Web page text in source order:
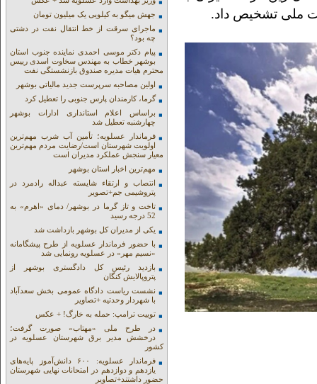
ملی تشخیص داد.
جهش میگو به کیلویی یک میلیون تومان
ماجرای سرقت از خط انتقال نفت در دشتی
چه بود؟
پیام دکتر موسی احمدی نماینده جنوب استان
بوشهر خطاب به مهندس سخاوت اسدی رییس
محترم هیات مدیره صندوق بازنشستگی نفت
اولین مصاحبه سرپرست جدید مالیاتی بوشهر
گرما، کارمندان پارس جنوبی را تعطیل کرد
براساس اعلام استانداری ادارات بوشهر
چهارشنبه تعطیل شد
فرماندار عسلویه؛ تأمین آب شرب مهم‌ترین
اولویت شهرستان است/رضایت مردم مهم‌ترین
معیار سنجش عملکرد مدیران است
مهم‌ترین اخبار استان بوشهر
انتصاب و ارتقاء شایسته عبداله رادمرد در
پتروشیمی جم+تصویر
تاخت و تاز گرما در بوشهر/ دمای «اهرم» به
52 درجه رسید
یکی از مدیران کل بوشهر بازداشت شد
با حضور فرماندار عسلویه از طرح پیشگامانه
«نسیم مهر» در عسلویه رونمایی شد
بازدید رئیس کل دادگستری بوشهر از
پتروپالایش کنگان
نشست ریاست دادگاه عمومی بخش سعدآباد
با شهردار وحدتیه +تصاویر
توییت ترامپ: حمله به خارگ! + عکس
در طرح ملی «مهتاب» صورت گرفت؛
درخشش مدیر برق شهرستان عسلویه در
کشور
فرماندار عسلویه: ۶۰۰ دانش‌آموز پایه‌های
یازدهم و دوازدهم در امتحانات نهایی شهرستان
حضور داشتند+تصاویر